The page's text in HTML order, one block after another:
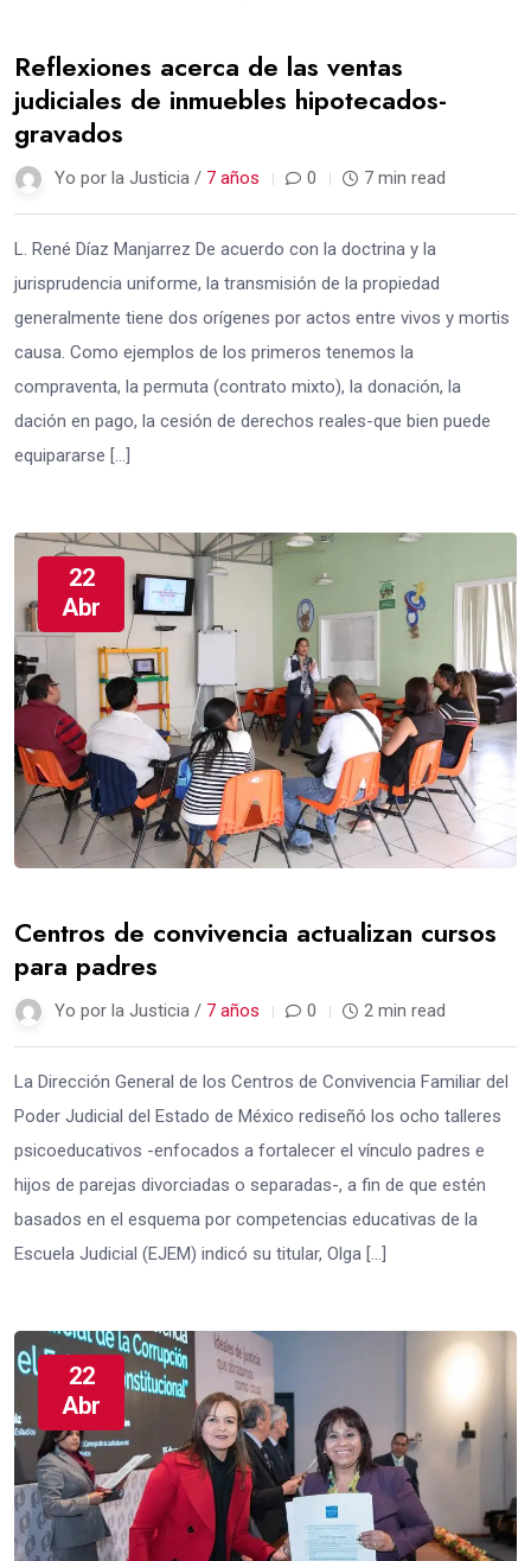
Reflexiones acerca de las ventas
judiciales de inmuebles hipotecados-
gravados
Yo por la Justicia / 7 años 0 7 min read
L. René Díaz Manjarrez De acuerdo con la doctrina y la
jurisprudencia uniforme, la transmisión de la propiedad
generalmente tiene dos orígenes por actos entre vivos y mortis
causa. Como ejemplos de los primeros tenemos la
compraventa, la permuta (contrato mixto), la donación, la
dación en pago, la cesión de derechos reales-que bien puede
equipararse […]
22
Abr
Centros de convivencia actualizan cursos
para padres
Yo por la Justicia / 7 años 0 2 min read
La Dirección General de los Centros de Convivencia Familiar del
Poder Judicial del Estado de México rediseñó los ocho talleres
psicoeducativos -enfocados a fortalecer el vínculo padres e
hijos de parejas divorciadas o separadas-, a fin de que estén
basados en el esquema por competencias educativas de la
Escuela Judicial (EJEM) indicó su titular, Olga […]
22
Abr